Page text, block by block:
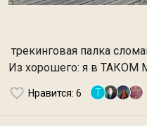
трекинговая палка
Из хорошего: я в ТАКОМ
Нравится: 6 Т